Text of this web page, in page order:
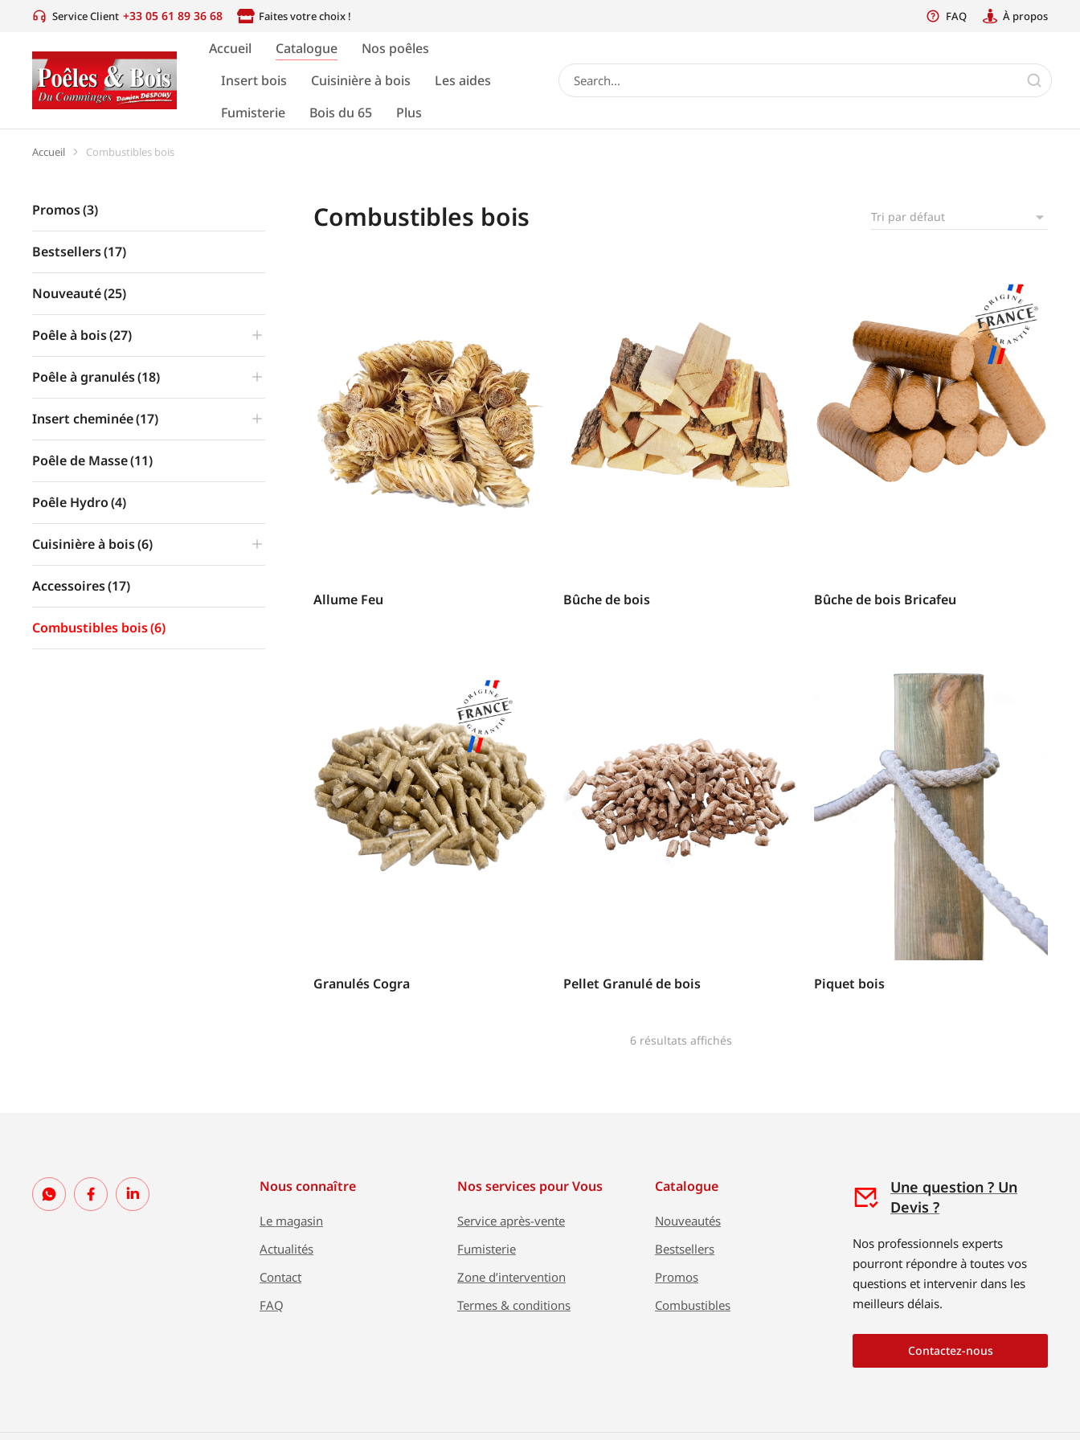
Service Client +33 05 61 89 36 68 Faites votre choix ! FAQ À propos
Accueil Catalogue
Nos poêles
Insert bois
Cuisinière à bois
Les aides
Fumisterie
Bois du 65 Plus
Vous êtes ici :
Accueil Combustibles bois
Promos(3)
Bestsellers(17)
Nouveauté(25)
Poêle à bois(27)
Poêle à granulés(18)
Insert cheminée(17)
Poêle de Masse(11)
Poêle Hydro(4)
Cuisinière à bois(6)
Accessoires(17)
Combustibles bois(6)
Combustibles bois
Allume Feu Bûche de bois Bûche de bois Bricafeu
Granulés Cogra Pellet Granulé de bois Piquet bois
6 résultats affichés
Nous connaître
Le magasin
Actualités
Contact
FAQ
Nos services pour Vous
Service après-vente
Fumisterie
Zone d’intervention
Termes & conditions
Catalogue
Nouveautés
Bestsellers
Promos
Combustibles
Une question ? Un
Devis ?
Nos professionnels experts
pourront répondre à toutes vos
questions et intervenir dans les
meilleurs délais.
Contactez-nous